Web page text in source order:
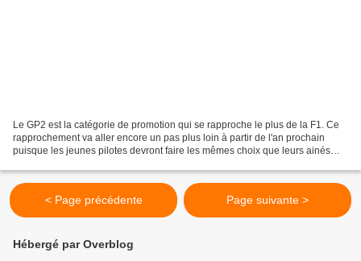
Le GP2 est la catégorie de promotion qui se rapproche le plus de la F1. Ce
rapprochement va aller encore un pas plus loin à partir de l'an prochain
puisque les jeunes pilotes devront faire les mêmes choix que leurs ainés
< Page précédente Page suivante >
Hébergé par Overblog